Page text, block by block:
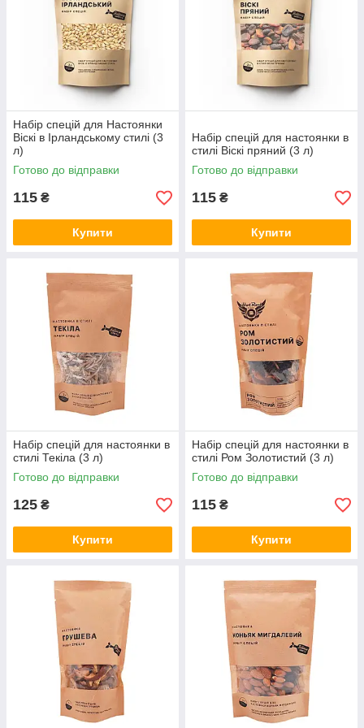
Набір спецій для Настоянки
Віскі в Ірландському стилі (3
л)
Готово до відправки
115 ₴
Купити
Набір спецій для настоянки в
стилі Віскі пряний (3 л)
Готово до відправки
115 ₴
Купити
Набір спецій для настоянки в
стилі Текіла (3 л)
Готово до відправки
125 ₴
Купити
Набір спецій для настоянки в
стилі Ром Золотистий (3 л)
Готово до відправки
115 ₴
Купити